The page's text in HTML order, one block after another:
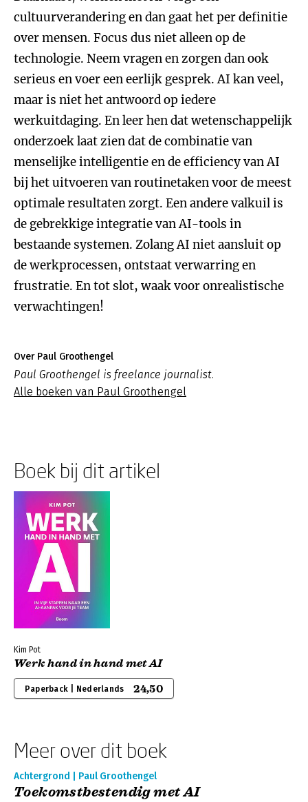
cultuurverandering en dan gaat het per definitie
over mensen. Focus dus niet alleen op de
technologie. Neem vragen en zorgen dan ook
serieus en voer een eerlijk gesprek. AI kan veel,
maar is niet het antwoord op iedere
werkuitdaging. En leer hen dat wetenschappelijk
onderzoek laat zien dat de combinatie van
menselijke intelligentie en de efficiency van AI
bij het uitvoeren van routinetaken voor de meest
optimale resultaten zorgt. Een andere valkuil is
de gebrekkige integratie van AI-tools in
bestaande systemen. Zolang AI niet aansluit op
de werkprocessen, ontstaat verwarring en
frustratie. En tot slot, waak voor onrealistische
verwachtingen!
Over Paul Groothengel
Paul Groothengel is freelance journalist.
Alle boeken van Paul Groothengel
Boek bij dit artikel
Kim Pot
Werk hand in hand met AI
Paperback | Nederlands 24,50
Meer over dit boek
Achtergrond | Paul Groothengel
Toekomstbestendig met AI